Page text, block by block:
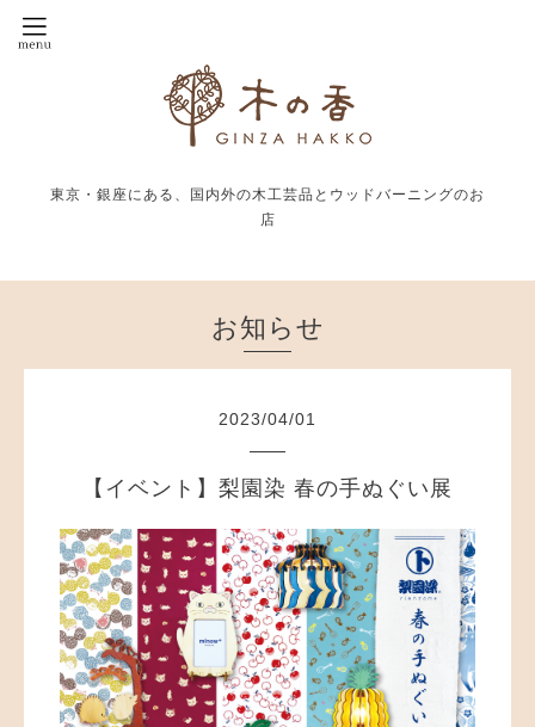
東京・銀座にある、国内外の木工芸品とウッドバーニングのお
店
お知らせ
2023/04/01
【イベント】梨園染 春の手ぬぐい展